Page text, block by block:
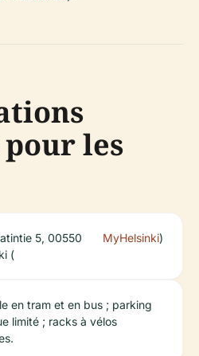
les
5, 00550
(
MyHelsinki)
en tram et en bus ; parking
limité ; racks à vélos